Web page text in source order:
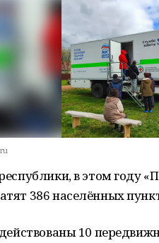
в этом году
386 населённых
10